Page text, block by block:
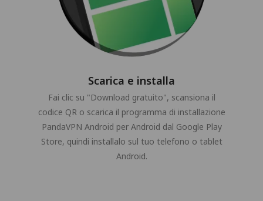
Scarica e installa
Fai clic su "Download gratuito", scansiona il
codice QR o scarica il programma di installazione
PandaVPN Android per Android dal Google Play
Store, quindi installalo sul tuo telefono o tablet
Android.